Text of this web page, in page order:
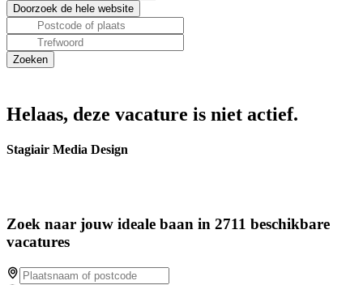
Helaas, deze vacature is niet actief.
Stagiair Media Design
Zoek naar jouw ideale baan in 2711 beschikbare
vacatures